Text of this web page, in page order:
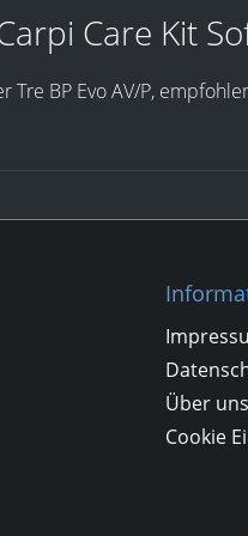
Care Kit
Tre BP Evo AV/P,
Über uns
Cookie